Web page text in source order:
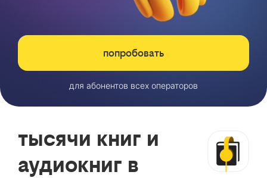
попробовать
для абонентов всех операторов
тысячи книг и
аудиокниг в